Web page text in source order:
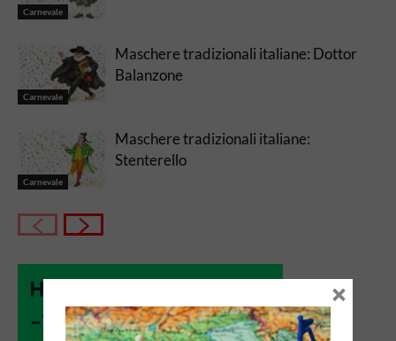
Carnevale
Carnevale
Maschere tradizionali italiane: Dottor
Balanzone
Carnevale
Maschere tradizionali italiane:
Stenterello
×